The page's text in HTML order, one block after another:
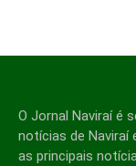
O Jornal Naviraí é
notícias de Naviraí
as principais